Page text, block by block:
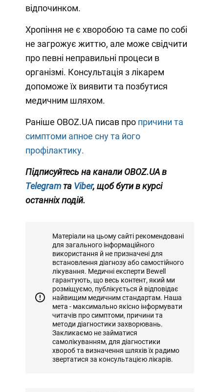
відпочинком.
Хропіння не є хворобою та саме по собі
не загрожує життю, але може свідчити
про певні неправильні процеси в
організмі. Консультація з лікарем
допоможе їх виявити та позбутися
медичним шляхом.
Раніше OBOZ.UA писав про причини та
симптоми апное сну та його
профілактику.
Підписуйтесь на канали OBOZ.UA в
Telegram та Viber, щоб бути в курсі
останніх подій.
Матеріали на цьому сайті рекомендовані
для загального інформаційного
використання й не призначені для
встановлення діагнозу або самостійного
лікування. Медичні експерти Bewell
гарантують, що весь контент, який ми
розміщуємо, публікується й відповідає
найвищим медичним стандартам. Наша
мета - максимально якісно інформувати
читачів про симптоми, причини та
методи діагностики захворювань.
Закликаємо не займатися
самолікуванням, для діагностики
хвороб та визначення шляхів їх радимо
звертатися за консультацією лікарів.